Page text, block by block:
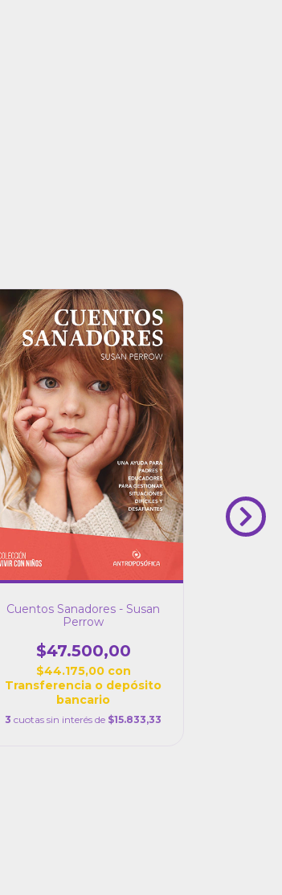
Cuentos Sanadores - Susan
Perrow
$47.500,00
$44.175,00 con
Transferencia o depósito
bancario
3 cuotas sin interés de $15.833,33